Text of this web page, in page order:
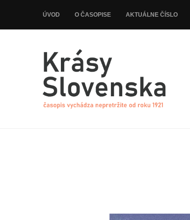
ÚVOD O ČASOPISE AKTUÁLNE ČÍSLO